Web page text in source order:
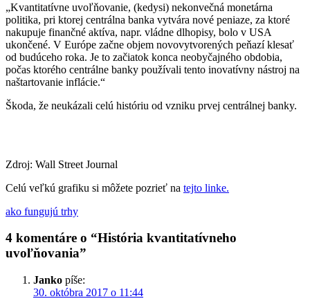
„Kvantitatívne uvoľňovanie, (kedysi) nekonvečná monetárna
politika, pri ktorej centrálna banka vytvára nové peniaze, za ktoré
nakupuje finančné aktíva, napr. vládne dlhopisy, bolo v USA
ukončené. V Európe začne objem novovytvorených peňazí klesať
od budúceho roka. Je to začiatok konca neobyčajného obdobia,
počas ktorého centrálne banky používali tento inovatívny nástroj na
naštartovanie inflácie.“
Škoda, že neukázali celú históriu od vzniku prvej centrálnej banky.
Zdroj: Wall Street Journal
Celú veľkú grafiku si môžete pozrieť na tejto linke.
ako fungujú trhy
4 komentáre o “História kvantitatívneho
uvoľňovania”
Janko píše:
30. októbra 2017 o 11:44